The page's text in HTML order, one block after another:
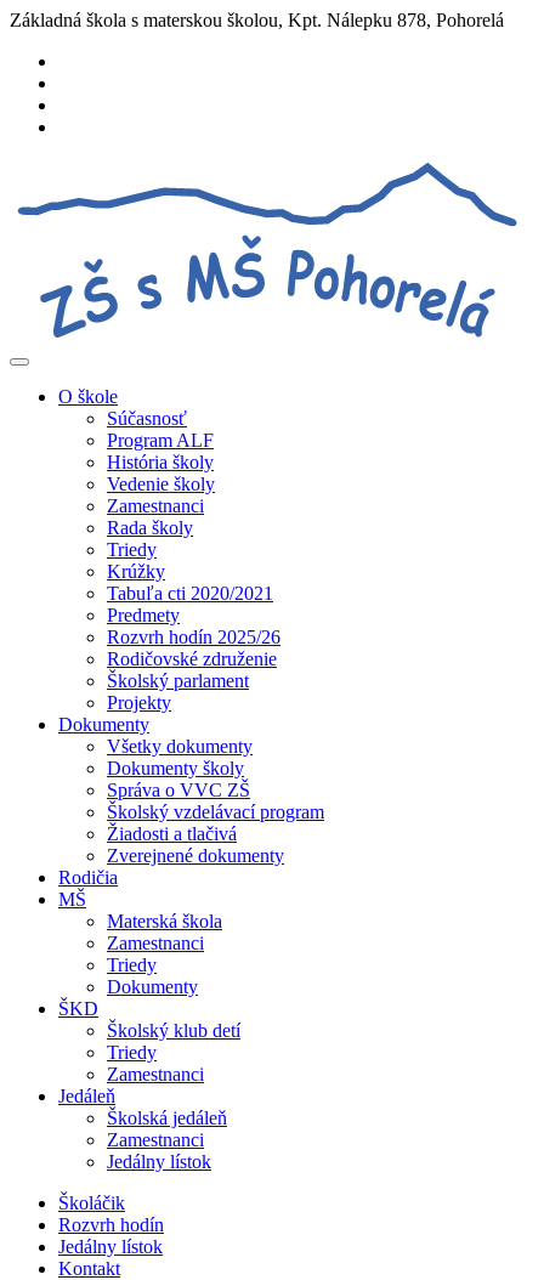
Základná škola s materskou školou, Kpt. Nálepku 878, Pohorelá
O škole
Súčasnosť
Program ALF
História školy
Vedenie školy
Zamestnanci
Rada školy
Triedy
Krúžky
Tabuľa cti 2020/2021
Predmety
Rozvrh hodín 2025/26
Rodičovské združenie
Školský parlament
Projekty
Dokumenty
Všetky dokumenty
Dokumenty školy
Správa o VVC ZŠ
Školský vzdelávací program
Žiadosti a tlačivá
Zverejnené dokumenty
Rodičia
MŠ
Materská škola
Zamestnanci
Triedy
Dokumenty
ŠKD
Školský klub detí
Triedy
Zamestnanci
Jedáleň
Školská jedáleň
Zamestnanci
Jedálny lístok
Školáčik
Rozvrh hodín
Jedálny lístok
Kontakt